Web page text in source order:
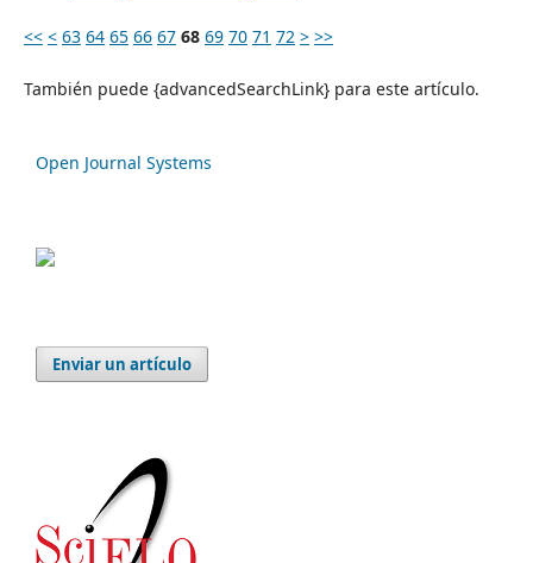
<< < 63 64 65 66 67 68 69 70 71 72 > >>
También puede {advancedSearchLink} para este artículo.
Open Journal Systems
Enviar un artículo